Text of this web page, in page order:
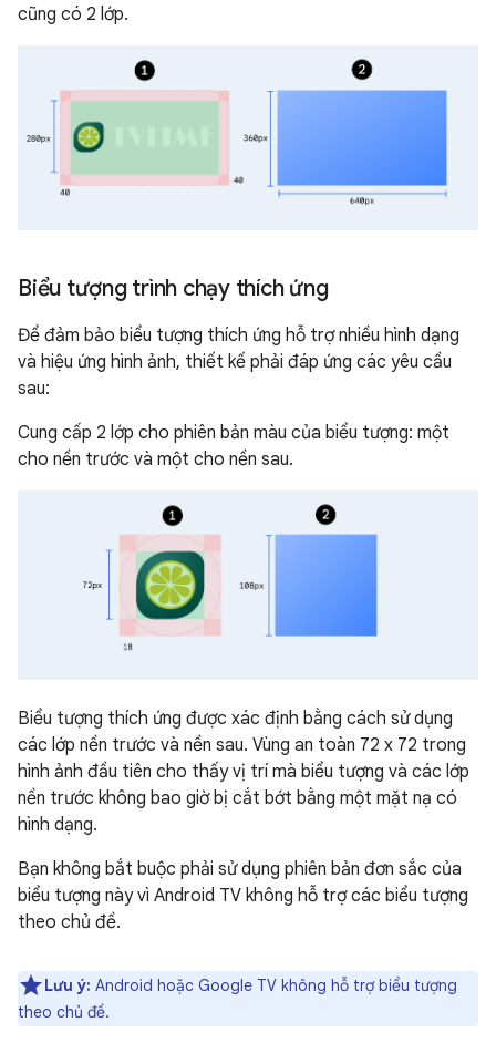
cũng có 2 lớp.
Biểu tượng trình chạy thích ứng
Để đảm bảo biểu tượng thích ứng hỗ trợ nhiều hình dạng
và hiệu ứng hình ảnh, thiết kế phải đáp ứng các yêu cầu
sau:
Cung cấp 2 lớp cho phiên bản màu của biểu tượng: một
cho nền trước và một cho nền sau.
Biểu tượng thích ứng được xác định bằng cách sử dụng
các lớp nền trước và nền sau. Vùng an toàn 72 x 72 trong
hình ảnh đầu tiên cho thấy vị trí mà biểu tượng và các lớp
nền trước không bao giờ bị cắt bớt bằng một mặt nạ có
hình dạng.
Bạn không bắt buộc phải sử dụng phiên bản đơn sắc của
biểu tượng này vì Android TV không hỗ trợ các biểu tượng
theo chủ đề.
Lưu ý: Android hoặc Google TV không hỗ trợ biểu tượng
theo chủ đề.